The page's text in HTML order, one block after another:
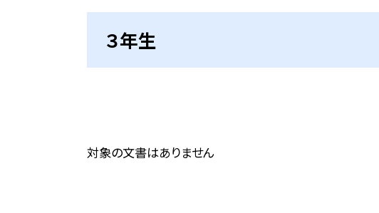
３年生
対象の文書はありません